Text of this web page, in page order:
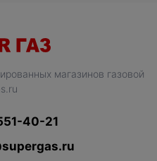
магазинов газовой
40-21